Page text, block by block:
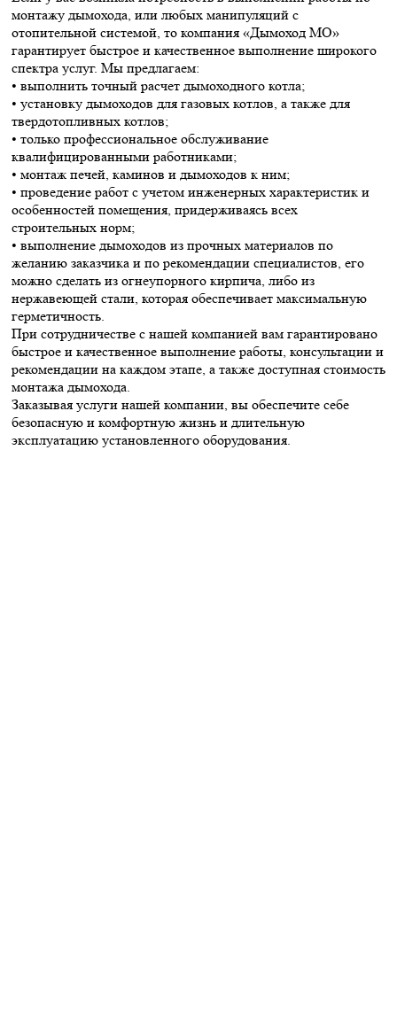
монтажу дымохода, или любых манипуляций с
отопительной системой, то компания «Дымоход МО»
гарантирует быстрое и качественное выполнение широкого
спектра услуг. Мы предлагаем:
• выполнить точный расчет дымоходного котла;
• установку дымоходов для газовых котлов, а также для
твердотопливных котлов;
• только профессиональное обслуживание
квалифицированными работниками;
• монтаж печей, каминов и дымоходов к ним;
• проведение работ с учетом инженерных характеристик и
особенностей помещения, придерживаясь всех
строительных норм;
• выполнение дымоходов из прочных материалов по
желанию заказчика и по рекомендации специалистов, его
можно сделать из огнеупорного кирпича, либо из
нержавеющей стали, которая обеспечивает максимальную
герметичность.
При сотрудничестве с нашей компанией вам гарантировано
быстрое и качественное выполнение работы, консультации и
рекомендации на каждом этапе, а также доступная стоимость
монтажа дымохода.
Заказывая услуги нашей компании, вы обеспечите себе
безопасную и комфортную жизнь и длительную
эксплуатацию установленного оборудования.